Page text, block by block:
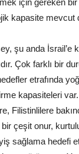
kapasite mevcut
şu anda İsrail’e
Çok farklı bir
etrafında
kapasiteleri
Filistinlilere
çeşit onur,
sağlama hedefi